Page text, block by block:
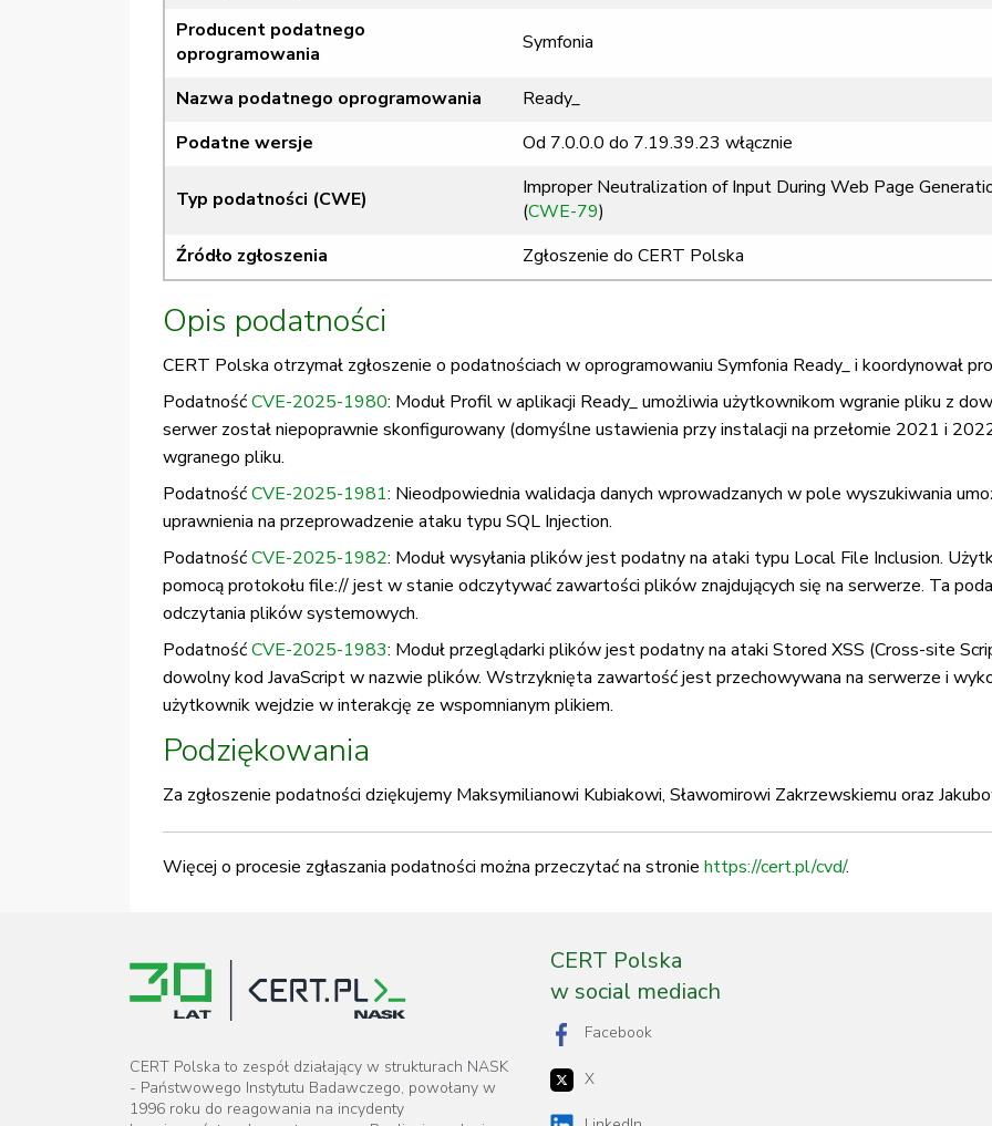
Producent podatnego
oprogramowania
Symfonia
Nazwa podatnego oprogramowania
Ready_
Podatne wersje
Od 7.0.0.0 do 7.19.39.23 włącznie
Typ podatności (CWE)
Improper Neutralization of Input During Web Page
(CWE-79)
Źródło zgłoszenia
Zgłoszenie do CERT Polska
Opis podatności
CERT Polska otrzymał zgłoszenie o podatnościach w oprogramowaniu Symfonia Ready_ i koordynował
PodatnośćCVE-2025-1980: Moduł Profil w aplikacji Ready_ umożliwia użytkownikom wgranie pliku z
serwer został niepoprawnie skonfigurowany (domyślne ustawienia przy instalacji na przełomie 2021 i
wgranego pliku.
PodatnośćCVE-2025-1981: Nieodpowiednia walidacja danych wprowadzanych w pole wyszukiwania
uprawnienia na przeprowadzenie ataku typu SQL Injection.
PodatnośćCVE-2025-1982: Moduł wysyłania plików jest podatny na ataki typu Local File Inclusion.
pomocą protokołu file:// jest w stanie odczytywać zawartości plików znajdujących się na serwerze. Ta
odczytania plików systemowych.
PodatnośćCVE-2025-1983: Moduł przeglądarki plików jest podatny na ataki Stored XSS (Cross-site
dowolny kod JavaScript w nazwie plików. Wstrzyknięta zawartość jest przechowywana na serwerze i
użytkownik wejdzie w interakcję ze wspomnianym plikiem.
Podziękowania
Za zgłoszenie podatności dziękujemy Maksymilianowi Kubiakowi, Sławomirowi Zakrzewskiemu oraz
Więcej o procesie zgłaszania podatności można przeczytać na stronie https://cert.pl/cvd/.
CERT Polska to zespół działający w strukturach NASK
- Państwowego Instytutu Badawczego, powołany w
1996 roku do reagowania na incydenty
CERT Polska
w social mediach
Facebook
X